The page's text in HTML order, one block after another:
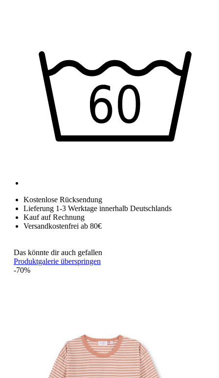
Kostenlose Rücksendung
Lieferung 1-3 Werktage innerhalb Deutschlands
Kauf auf Rechnung
Versandkostenfrei ab 80€
Das könnte dir auch gefallen
Produktgalerie überspringen
-70%